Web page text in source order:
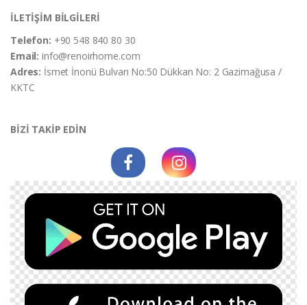
İLETİŞİM BİLGİLERİ
Telefon: +90 548 840 80 30
Email:info@renoirhome.com
Adres: İsmet İnonü Bulvarı No:50 Dükkan No: 2 Gazimağusa /
KKTC
BİZİ TAKİP EDİN